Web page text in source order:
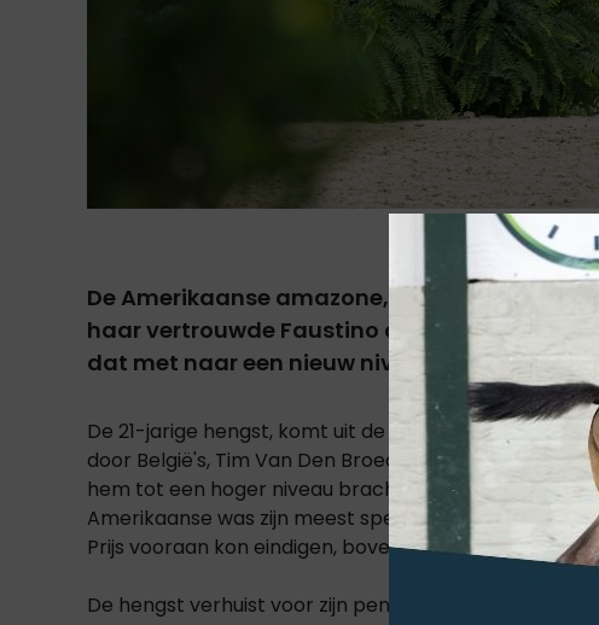
De Amerikaanse amazone, Kristen
haar vertrouwde Faustino de Tili (Berlin x
dat met naar een nieuw niveau heeft
De 21-jarige hengst, komt uit de fokkerij van Lieven
door België's, Tim Van Den Broeck. Nadien verhuisde
hem tot een hoger niveau bracht. In 2015 nam
Amerikaanse was zijn meest speciale eigenschap
Prijs vooraan kon eindigen, bovendien was hij uiterst
De hengst verhuist voor zijn pensioen naar Europa.